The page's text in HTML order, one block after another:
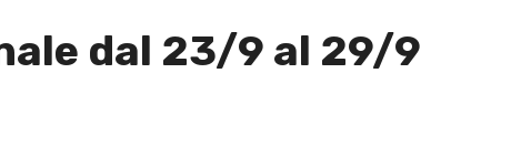
dal 23/9 al 29/9